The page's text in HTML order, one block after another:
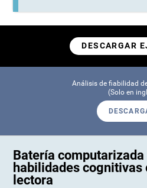
DESCARGAR
Análisis de fiabilidad
(Solo en
Batería
habilidades cognitivas
lectora